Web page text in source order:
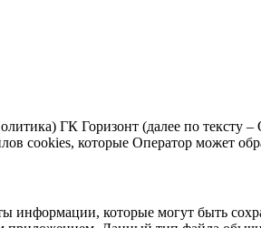
ГК Горизонт (далее по тексту
cookies, которые Оператор может
информации, которые могут быть